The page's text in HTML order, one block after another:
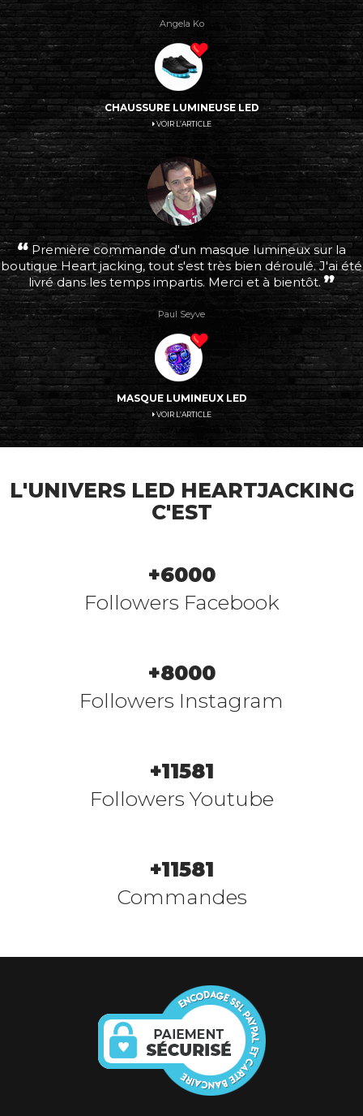
Angela Ko
CHAUSSURE LUMINEUSE LED
VOIR L’ARTICLE
Première commande d'un masque lumineux sur la
boutique Heart jacking, tout s'est très bien déroulé. J'ai été
livré dans les temps impartis. Merci et à bientôt.
Paul Seyve
MASQUE LUMINEUX LED
VOIR L’ARTICLE
L'UNIVERS LED HEARTJACKING
C'EST
+6000
Followers Facebook
+8000
Followers Instagram
+15000
Followers Youtube
+16981
Commandes